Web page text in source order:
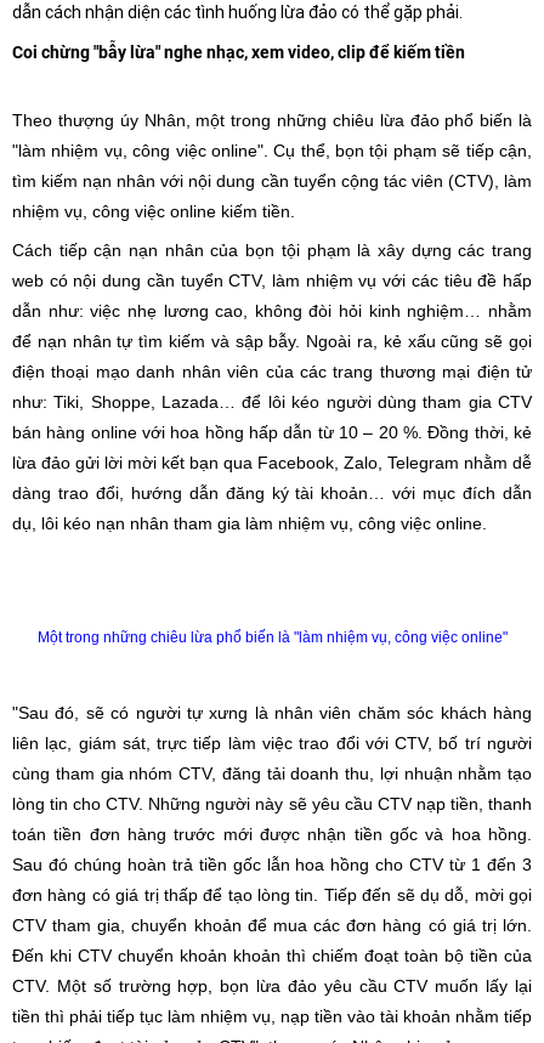
dẫn cách nhận diện các tình huống lừa đảo có thể gặp phải.
Coi chừng "bẫy lừa" nghe nhạc, xem video, clip để kiếm tiền
Theo thượng úy Nhân, một trong những chiêu lừa đảo phổ biến là
"làm nhiệm vụ, công việc online". Cụ thể, bọn tội phạm sẽ tiếp cận,
tìm kiếm nạn nhân với nội dung cần tuyển cộng tác viên (CTV), làm
nhiệm vụ, công việc online kiếm tiền.
Cách tiếp cận nạn nhân của bọn tội phạm là xây dựng các trang
web có nội dung cần tuyển CTV, làm nhiệm vụ với các tiêu đề hấp
dẫn như: việc nhẹ lương cao, không đòi hỏi kinh nghiệm… nhằm
để nạn nhân tự tìm kiếm và sập bẫy. Ngoài ra, kẻ xấu cũng sẽ gọi
điện thoại mạo danh nhân viên của các trang thương mại điện tử
như: Tiki, Shoppe, Lazada… để lôi kéo người dùng tham gia CTV
bán hàng online với hoa hồng hấp dẫn từ 10 – 20 %. Đồng thời, kẻ
lừa đảo gửi lời mời kết bạn qua Facebook, Zalo, Telegram nhằm dễ
dàng trao đổi, hướng dẫn đăng ký tài khoản… với mục đích dẫn
dụ, lôi kéo nạn nhân tham gia làm nhiệm vụ, công việc online.
Một trong những chiêu lừa phổ biến là "làm nhiệm vụ, công việc online"
"Sau đó, sẽ có người tự xưng là nhân viên chăm sóc khách hàng
liên lạc, giám sát, trực tiếp làm việc trao đổi với CTV, bố trí người
cùng tham gia nhóm CTV, đăng tải doanh thu, lợi nhuận nhằm tạo
lòng tin cho CTV. Những người này sẽ yêu cầu CTV nạp tiền, thanh
toán tiền đơn hàng trước mới được nhận tiền gốc và hoa hồng.
Sau đó chúng hoàn trả tiền gốc lẫn hoa hồng cho CTV từ 1 đến 3
đơn hàng có giá trị thấp để tạo lòng tin. Tiếp đến sẽ dụ dỗ, mời gọi
CTV tham gia, chuyển khoản để mua các đơn hàng có giá trị lớn.
Đến khi CTV chuyển khoản khoản thì chiếm đoạt toàn bộ tiền của
CTV. Một số trường hợp, bọn lừa đảo yêu cầu CTV muốn lấy lại
tiền thì phải tiếp tục làm nhiệm vụ, nạp tiền vào tài khoản nhằm tiếp